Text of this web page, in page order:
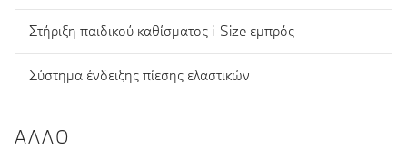
Στήριξη παιδικού καθίσματος i-Size εμπρός
Σύστημα ένδειξης πίεσης ελαστικών
ΆΛΛΟ